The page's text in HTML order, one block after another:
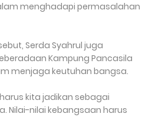
menghadapi permasalahan
Serda Syahrul juga
Kampung Pancasila
menjaga keutuhan bangsa.
kita jadikan sebagai
Nilai-nilai kebangsaan harus